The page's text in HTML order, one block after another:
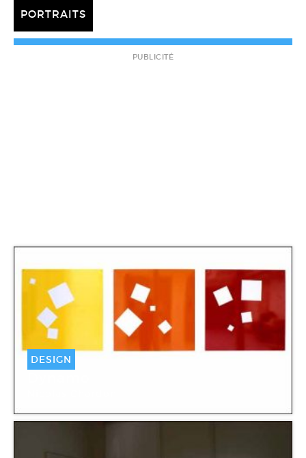
PORTRAITS
PUBLICITÉ
DESIGN